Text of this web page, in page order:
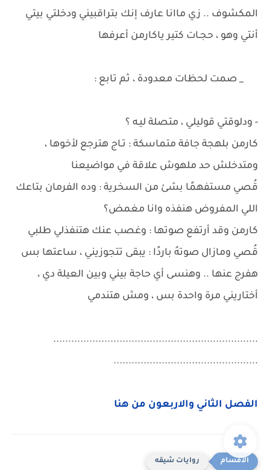
المكشوف .. زي ماانا عارف إنك بتراقبيني ودخلتي بيتي
أنتي وهو ، حجـات كتير ياكارمن أعرفها
_ صمت لحظات معدودة ، ثم تابع :
- ودلوقتي قوليلي ، متصلة ليـه ؟
كارمن بلهجة جافة متماسكة : تـاج هترجع لأخوها ،
ومتدخلش حد ملهوش علاقة في مواضيعنا
قُصي مستفهمًا بشئ من السخرية : وده الفرمان بتاعك
اللي المفروض هنفذه وانا مغمض؟
كارمن وقد أرتفع صوتها : وغصب عنك هتنفذلي طلبي
قُصي ومازال صوتهُ باردًا : يبقى تتجوزيني ، ساعتها بس
هفرج عنها .. وهنسى أي حاجة بيني وبين العيلة دي ،
أختاريني مرة واحدة بس ، ومش هتندمي
....................................................................
................................................
الفصل الثاني والاربعون من هنا
روايات شيقه